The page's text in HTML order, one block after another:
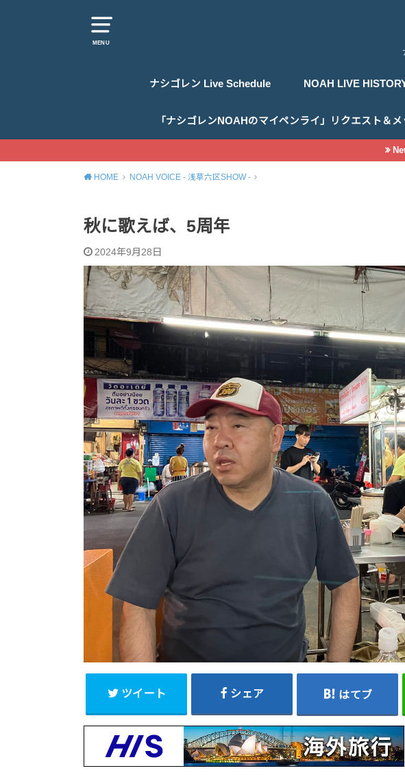
MENU
ナシゴレン Live Schedule NOAH LIVE
「ナシゴレンNOAHのマイペンライ」リクエスト＆
HOME NOAH VOICE - 浅草六区SHOW -
秋に歌えば、5周年
2024年9月28日
ツイート シェア はてブ